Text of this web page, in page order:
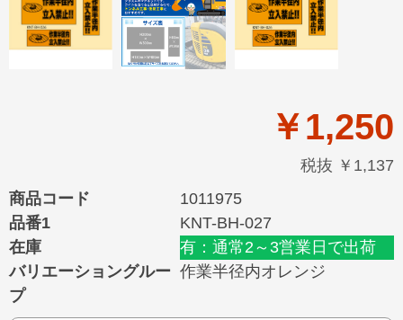
￥1,250
税抜 ￥1,137
商品コード
1011975
品番1
KNT-BH-027
在庫
有：通常2～3営業日で出荷
バリエーショングルー
プ
作業半径内オレンジ